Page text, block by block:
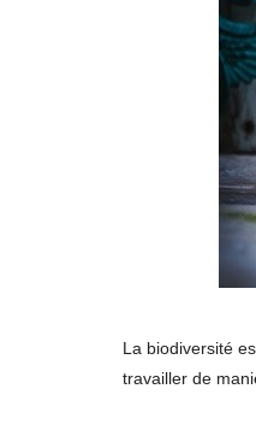
La biodiversité
travailler de